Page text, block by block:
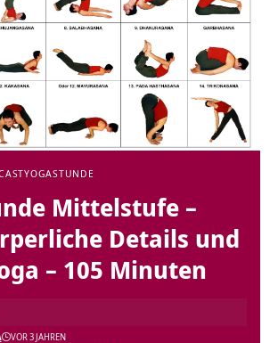
YOGASTUNDE
Mittelstufe –
Details und
– 105 Minuten
VOR 3 JAHREN